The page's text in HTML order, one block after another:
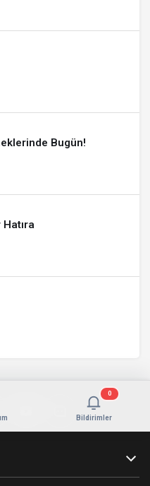
Bugün!
Bildirimler
0